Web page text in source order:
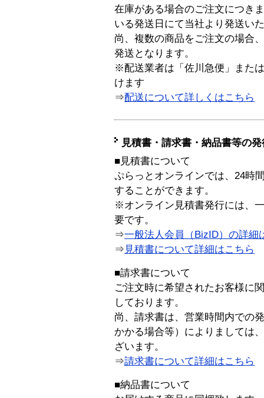
在庫がある場合のご注文につき
いる発送日にて当社より発送い
尚、複数の商品をご注文の場合
発送となります。
※配送業者は「佐川急便」また
けます
⇒配送について詳しくはこちら
見積書・請求書・納品書等の
■見積書について
ぷらっとオンラインでは、24時
することができます。
※オンライン見積書発行には、
要です。
⇒一般法人会員（BizID）の詳細
⇒ 見積書について詳細はこちら
■請求書について
ご注文時に希望されたお客様に
しております。
尚、請求書は、営業時間内での
かかる場合等）によりましては
ざいます。
⇒請求書について詳細はこちら
■納品書について